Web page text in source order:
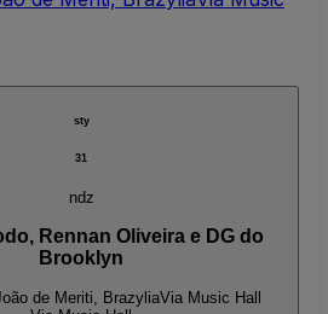
sty
31
ndz
Rennan Oliveira e DG do
Brooklyn
de Meriti, BrazyliaVia Music Hall